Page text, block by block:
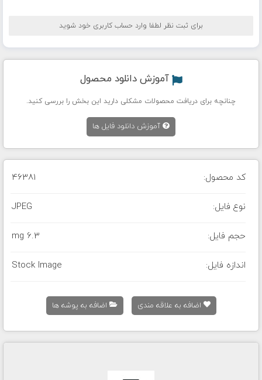
برای ثبت نظر لطفا وارد حساب کاربری خود شوید
آموزش دانلود محصول
چنانچه برای دریافت محصولات مشکلی دارید این بخش را بررسی کنید.
آموزش دانلود فایل ها
کد محصول: 46381
نوع فایل: JPEG
حجم فایل: 6.3 mg
اندازه فایل: Stock Image
اضافه به علاقه مندی اضافه به پوشه ها